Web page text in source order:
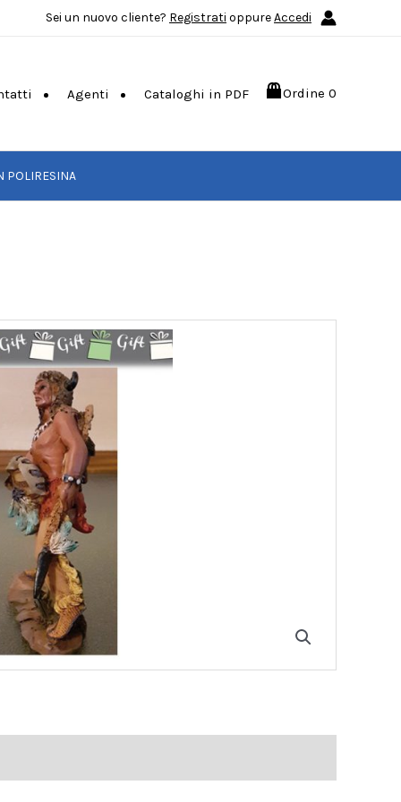
Sei un nuovo cliente? Registrati oppureAccedi
Agenti Cataloghi in PDF Ordine 0
POLIRESINA